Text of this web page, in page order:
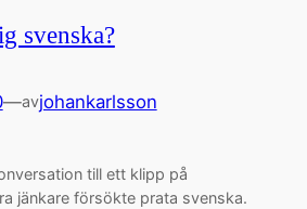
svenska?
—avjohankarlsson
till ett klipp på
jänkare försökte prata svenska.